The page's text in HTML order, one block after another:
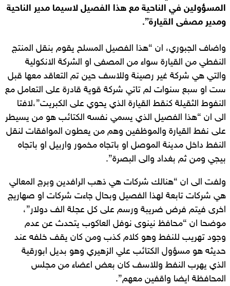
المسؤولين في الناحية مع هذا الفصيل لاسيما مدير الناحية
ومدير مصفى القيارة”.
واضاف الجبوري، ان “هذا الفصيل المسلح يقوم بنقل المنتج
النفطي من القيارة سواء من المصفى او الشركة الانكولية
والتي هي شركة غير رصينة وللاسف حين تم التعاقد معها قبل
ست او سبع سنوات لم تاتي شركة قوية قادرة على التعامل مع
النفوط الثقيلة كنقط القيارة الذي يحوي على الكبريت”،لافتا
الى ان “هذا الفصيل الذي يسمي نفسه الكتائب هو من يسيطر
على نفط القيارة والموظفين وهم من يعطون الموافقات لنقل
النفط داخل مدينة الموصل او باتجاه مخمور واربيل او باتجاه
بيجي ومن ثم بغداد والى البصرة”.
ولفت الى ان “هنالك شركات هي ذهب الرافدين وبرج المعالي
هي شركات تابعة لهذا الفصيل وبحال جاءت شركات او صهاريج
اخرى فيتم فرض ضريبة ورسم على كل عجلة الف دولار”،
موضحا ان “محافظ نينوى نوفل العاكوب يتحدث عن عدم
وجود تهريب للنفط وهو كلام كذب ومن كان يقف خلفه عند
حديثه هو مسؤول الكتائب علي الزهيري وهو بديل ابورقية
الذي يهرب النفط وللاسف كان بعض اعضاء من مجلس
المحافظة ايضا واقفين معهم”.